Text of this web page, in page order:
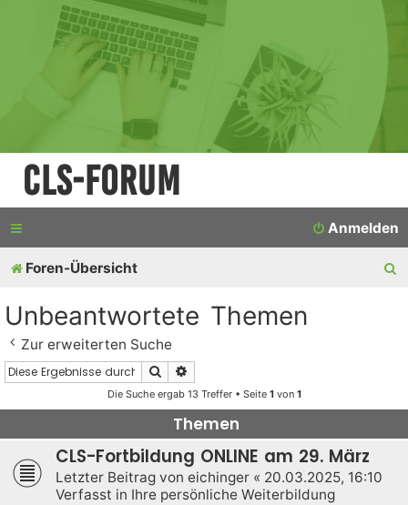
CLS-Forum
Anmelden
Foren-Übersicht
Unbeantwortete Themen
Zur erweiterten Suche
Suche
Die Suche ergab 13 Treffer • Seite 1von 1
Themen
CLS-Fortbildung ONLINE am 29. März
Letzter Beitrag von eichinger « 20.03.2025, 16:10
Verfasst in Ihre persönliche Weiterbildung